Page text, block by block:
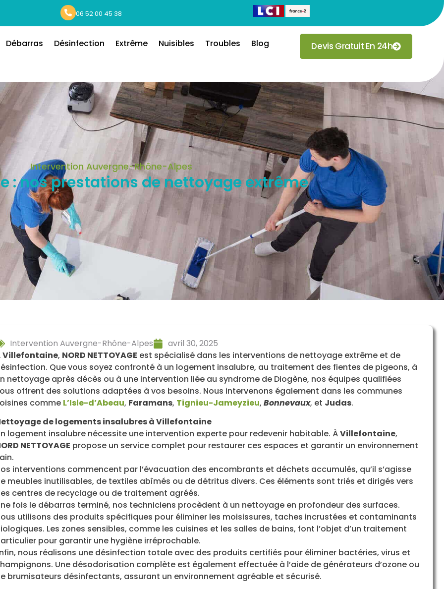
06 52 00 45 38
Débarras Désinfection Extrême Nuisibles Troubles Blog Devis Gratuit En 24h
Intervention Auvergne-Rhône-Alpes
: nos prestations de nettoyage extrême
Intervention Auvergne-Rhône-Alpes
avril 30, 2025
Villefontaine, NORD NETTOYAGE est spécialisé dans les interventions de nettoyage extrême et de
Que vous soyez confronté à un logement insalubre, au traitement des fientes de pigeons, à
nettoyage après décès ou à une intervention liée au syndrome de Diogène, nos équipes qualifiées
offrent des solutions adaptées à vos besoins. Nous intervenons également dans les communes
comme L’Isle-d’Abeau, Faramans, Tignieu-Jameyzieu, Bonnevaux, et Judas.
de logements insalubres à Villefontaine
logement insalubre nécessite une intervention experte pour redevenir habitable. ÀVillefontaine,
NETTOYAGE propose un service complet pour restaurer ces espaces et garantir un environnement
interventions commencent par l’évacuation des encombrants et déchets accumulés, qu’il s’agisse
meubles inutilisables, de textiles abîmés ou de détritus divers. Ces éléments sont triés et dirigés vers
centres de recyclage ou de traitement agréés.
fois le débarras terminé, nos techniciens procèdent à un nettoyage en profondeur des surfaces.
utilisons des produits spécifiques pour éliminer les moisissures, taches incrustées et contaminants
Les zones sensibles, comme les cuisines et les salles de bains, font l’objet d’un traitement
pour garantir une hygiène irréprochable.
nous réalisons une désinfection totale avec des produits certifiés pour éliminer bactéries, virus et
Une désodorisation complète est également effectuée à l’aide de générateurs d’ozone ou
brumisateurs désinfectants, assurant un environnement agréable et sécurisé.